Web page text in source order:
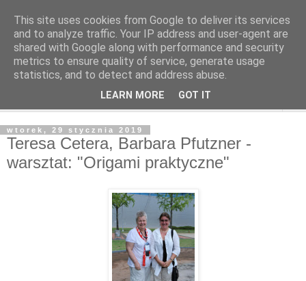
wtorek, 29 stycznia 2019
Teresa Cetera, Barbara Pfutzner -
warsztat: "Origami praktyczne"
This site uses cookies from Google to deliver its services
and to analyze traffic. Your IP address and user-agent are
shared with Google along with performance and security
metrics to ensure quality of service, generate usage
statistics, and to detect and address abuse.
LEARN MORE GOT IT